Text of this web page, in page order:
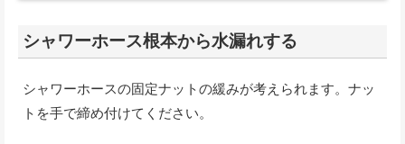
シャワーホース根本から水漏れする
シャワーホースの固定ナットの緩みが考えられます。ナッ
トを手で締め付けてください。